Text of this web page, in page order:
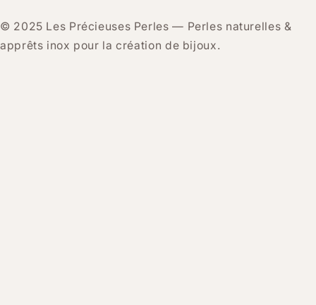
© 2025 Les Précieuses Perles — Perles naturelles &
apprêts inox pour la création de bijoux.